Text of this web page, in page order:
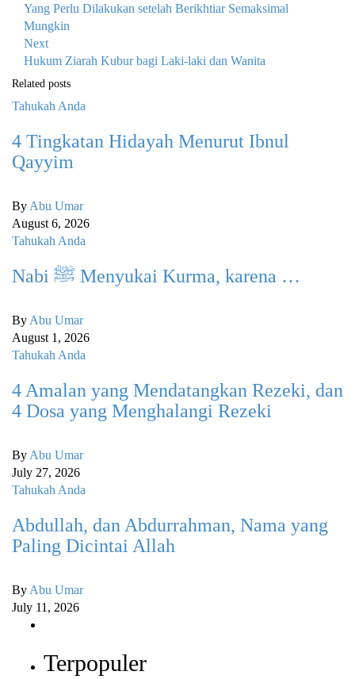
Yang Perlu Dilakukan setelah Berikhtiar Semaksimal
Mungkin
Next
Hukum Ziarah Kubur bagi Laki-laki dan Wanita
Related posts
Tahukah Anda
4 Tingkatan Hidayah Menurut Ibnul
Qayyim
By Abu Umar
August 6, 2026
Tahukah Anda
Nabi ﷺ Menyukai Kurma, karena …
By Abu Umar
August 1, 2026
Tahukah Anda
4 Amalan yang Mendatangkan Rezeki, dan
4 Dosa yang Menghalangi Rezeki
By Abu Umar
July 27, 2026
Tahukah Anda
Abdullah, dan Abdurrahman, Nama yang
Paling Dicintai Allah
By Abu Umar
July 11, 2026
Terpopuler